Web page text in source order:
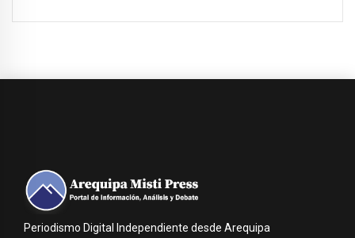
Periodismo Digital Independiente desde Arequipa